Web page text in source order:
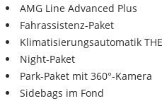
AMG Line Advanced Plus
Fahrassistenz-Paket
Klimatisierungsautomatik
Night-Paket
Park-Paket mit 360°-Kamera
Sidebags im Fond